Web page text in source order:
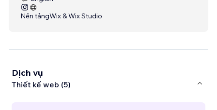
Nền tảngWix & Wix Studio
Dịch vụ
Thiết kế web (5)